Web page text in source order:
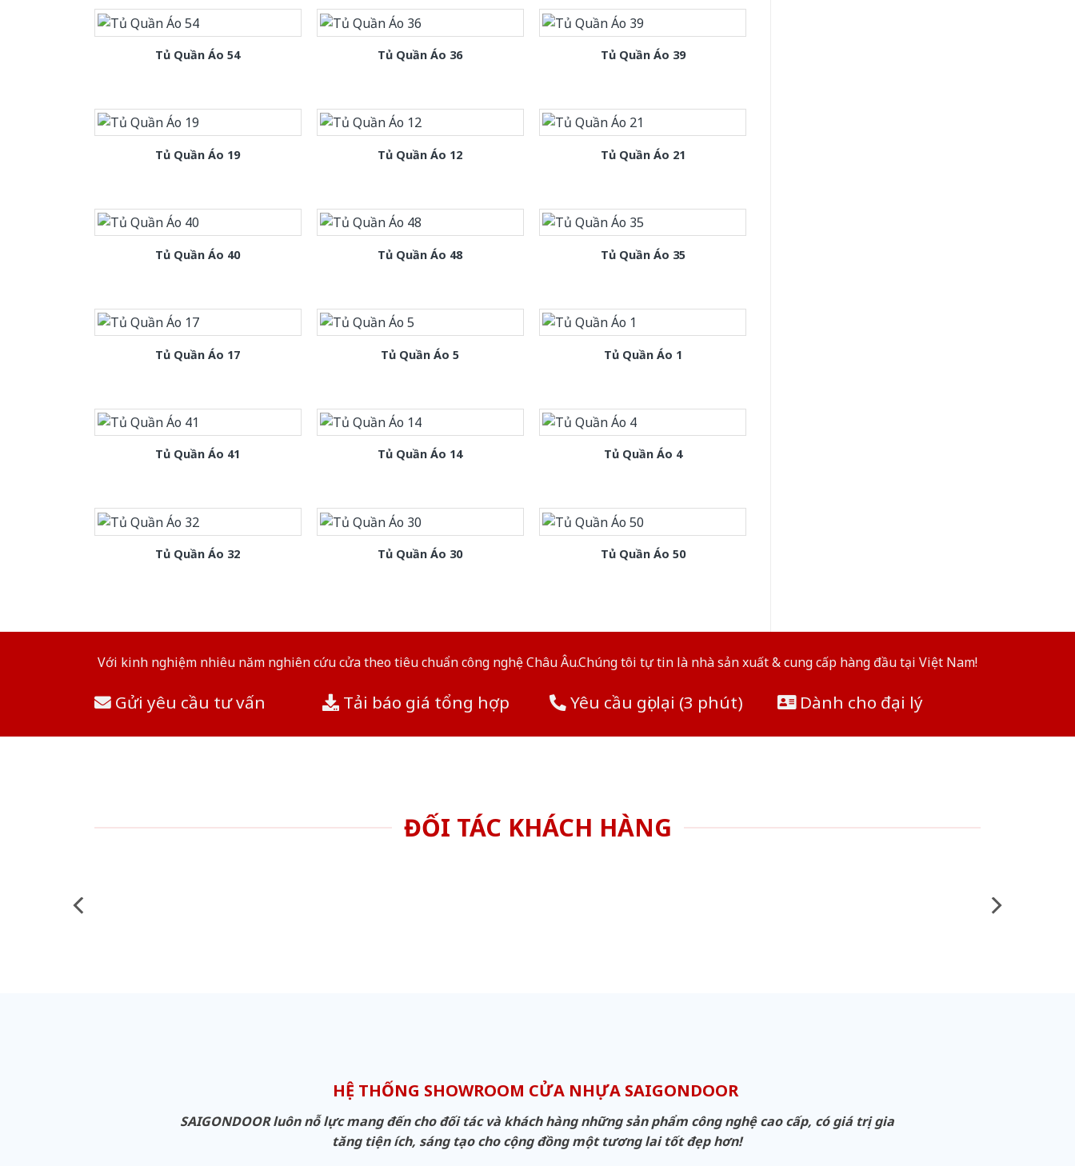
Tủ Quần Áo 54 Tủ Quần Áo 36 Tủ Quần Áo 39
Tủ Quần Áo 19 Tủ Quần Áo 12 Tủ Quần Áo 21
Tủ Quần Áo 40 Tủ Quần Áo 48 Tủ Quần Áo 35
Tủ Quần Áo 17 Tủ Quần Áo 5 Tủ Quần Áo 1
Tủ Quần Áo 41 Tủ Quần Áo 14 Tủ Quần Áo 4
Tủ Quần Áo 32 Tủ Quần Áo 30 Tủ Quần Áo 50
Với kinh nghiệm nhiêu năm nghiên cứu cửa theo tiêu chuẩn công nghệ Châu Âu.Chúng tôi tự tin là nhà sản xuất & cung cấp hàng đầu tại Việt Nam!
Gửi yêu cầu tư vấn Tải báo giá tổng hợp Yêu cầu gọi lại (3 phút) Dành cho đại lý
ĐỐI TÁC KHÁCH HÀNG
HỆ THỐNG SHOWROOM CỬA NHỰA SAIGONDOOR
SAIGONDOOR luôn nỗ lực mang đến cho đối tác và khách hàng những sản phẩm công nghệ cao cấp, có giá trị gia
tăng tiện ích, sáng tạo cho cộng đồng một tương lai tốt đẹp hơn!